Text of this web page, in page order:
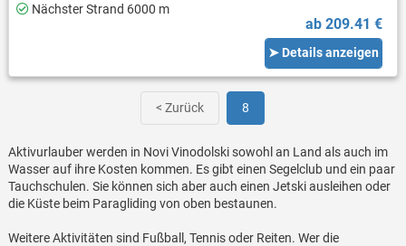
Nächster Strand 6000 m
ab 209.41 €
➤ Details anzeigen
< Zurück 8
Aktivurlauber werden in Novi Vinodolski sowohl an Land als auch im
Wasser auf ihre Kosten kommen. Es gibt einen Segelclub und ein paar
Tauchschulen. Sie können sich aber auch einen Jetski ausleihen oder
die Küste beim Paragliding von oben bestaunen.
Weitere Aktivitäten sind Fußball, Tennis oder Reiten. Wer die